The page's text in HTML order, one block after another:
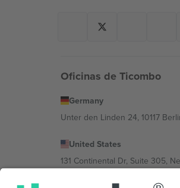
Oficinas de Ticombo
Germany
Unter den Linden 24, 10117
United States
131 Continental Dr, Suite 305,